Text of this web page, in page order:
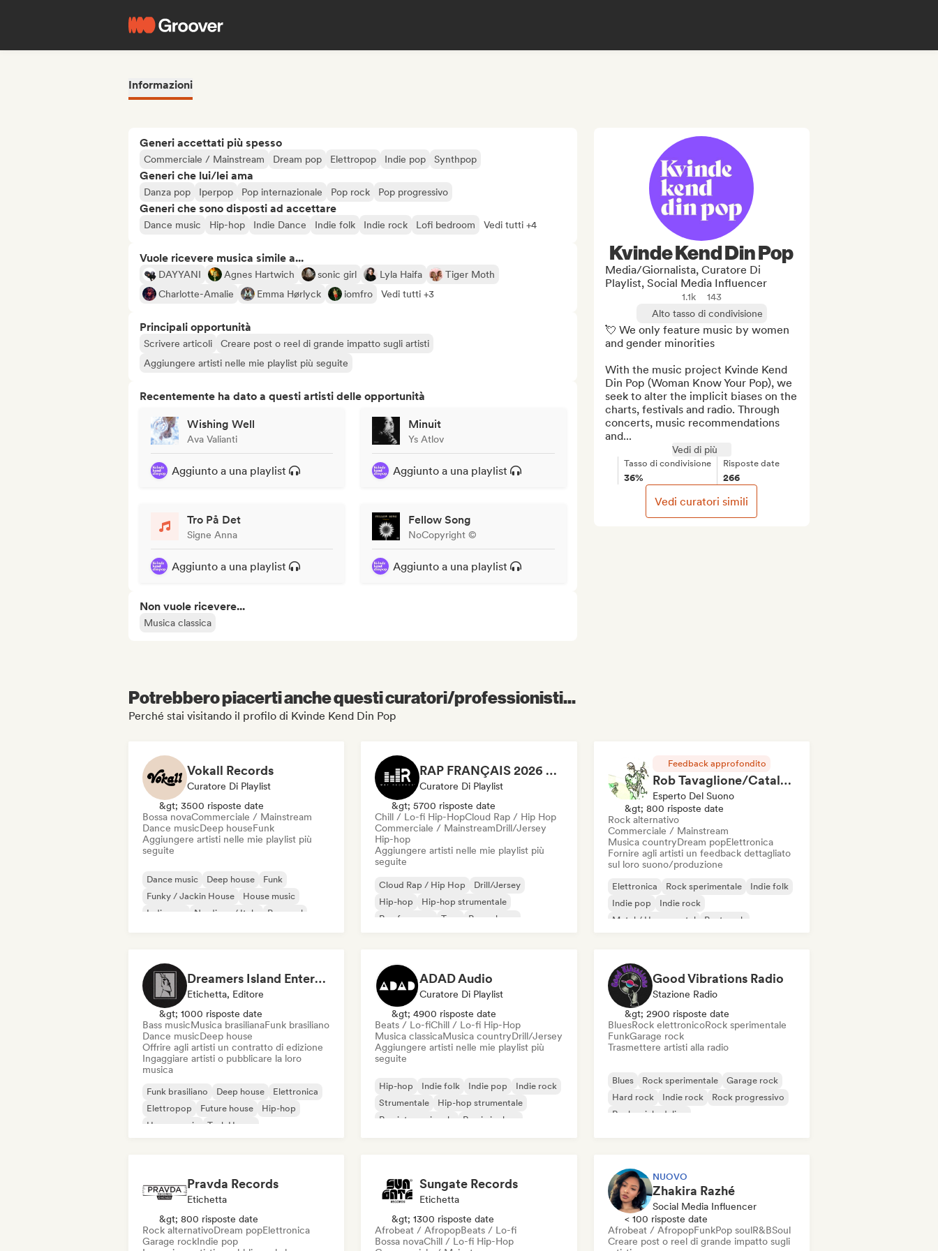
Informazioni
Generi accettati più spesso
Commerciale / Mainstream Dream pop Elettropop Indie pop Synthpop
Generi che lui/lei ama
Danza pop Iperpop Pop internazionale Pop rock Pop progressivo
Generi che sono disposti ad accettare
Dance music Hip-hop Indie Dance Indie folk Indie rock Lofi bedroom Vedi tutti +4
Vuole ricevere musica simile a...
DAYYANI Agnes Hartwich sonic girl Lyla Haifa
Tiger Moth
Charlotte-Amalie
Emma Hørlyck iomfro Vedi tutti +3
Principali opportunità
Scrivere articoli
Creare post o reel di grande impatto sugli artisti
Aggiungere artisti nelle mie playlist più seguite
Recentemente ha dato a questi artisti delle opportunità
Wishing Well
Ava Valianti
Aggiunto a una playlist
Minuit
Ys Atlov
Aggiunto a una playlist
Tro På Det
Signe Anna
Aggiunto a una playlist
Fellow Song
NoCopyright ©
Aggiunto a una playlist
Non vuole ricevere...
Musica classica
Kvinde Kend Din Pop
Media/Giornalista, Curatore Di
Playlist, Social Media Influencer
1.1k
143
Alto tasso di condivisione
💘 We only feature music by women
and gender minorities
With the music project Kvinde Kend
Din Pop (Woman Know Your Pop), we
seek to alter the implicit biases on the
charts, festivals and radio. Through
concerts, music recommendations
and...
Vedi di più
Tasso di condivisione
36%
Risposte date
266
Vedi curatori simili
Potrebbero piacerti anche questi curatori/professionisti...
Perché stai visitando il profilo di Kvinde Kend Din Pop
Vokall Records
Curatore Di Playlist
&gt; 3500 risposte date
Bossa novaCommerciale / Mainstream
Dance musicDeep houseFunk
Aggiungere artisti nelle mie playlist più
seguite
Dance music Deep house
Funk
Funky / Jackin House
House music
Indie pop
Nu-disco / Italo Pop soul
RAP FRANÇAIS 2026 🔥🇫🇷 (Way Records)
Curatore Di Playlist
&gt; 5700 risposte date
Chill / Lo-fi Hip-HopCloud Rap / Hip Hop
Commerciale / MainstreamDrill/Jersey
Hip-hop
Aggiungere artisti nelle mie playlist più
seguite
Cloud Rap / Hip Hop
Drill/Jersey
Hip-hop
Hip-hop strumentale
Rap francese
Trap
Pop urbano
Feedback approfondito
Rob Tavaglione/Catalyst Recording
Esperto Del Suono
&gt; 800 risposte date
Rock alternativo
Commerciale / Mainstream
Musica countryDream popElettronica
Fornire agli artisti un feedback dettagliato
sul loro suono/produzione
Elettronica Rock sperimentale
Indie folk
Indie pop
Indie rock
Metal / Heavy metal
Post punk
Dreamers Island Entertainment
Etichetta, Editore
&gt; 1000 risposte date
Bass musicMusica brasilianaFunk brasiliano
Dance musicDeep house
Offrire agli artisti un contratto di edizione
Ingaggiare artisti o pubblicare la loro
musica
Funk brasiliano Deep house
Elettronica
Elettropop
Future house
Hip-hop
House music
Tech House
ADAD Audio
Curatore Di Playlist
&gt; 4900 risposte date
Beats / Lo-fiChill / Lo-fi Hip-Hop
Musica classicaMusica countryDrill/Jersey
Aggiungere artisti nelle mie playlist più
seguite
Hip-hop Indie folk Indie pop
Indie rock
Strumentale
Hip-hop strumentale
Rap internazionale
Rap in inglese
Good Vibrations Radio
Stazione Radio
&gt; 2900 risposte date
BluesRock elettronicoRock sperimentale
FunkGarage rock
Trasmettere artisti alla radio
Blues Rock sperimentale
Garage rock
Hard rock
Indie rock
Rock progressivo
Rock psichedelico
Pravda Records
Etichetta
&gt; 800 risposte date
Rock alternativoDream popElettronica
Garage rockIndie pop
Sungate Records
Etichetta
&gt; 1300 risposte date
Afrobeat / AfropopBeats / Lo-fi
Bossa novaChill / Lo-fi Hip-Hop
NUOVO
Zhakira Razhé
Social Media Influencer
< 100 risposte date
Afrobeat / AfropopFunkPop soulR&BSoul
Creare post o reel di grande impatto sugli